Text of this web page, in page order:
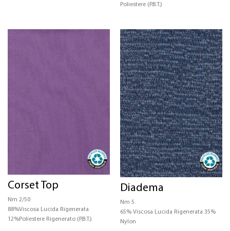
Poliestere (P.B.T.)
Corset Top
Nm 2/50
88%Viscosa Lucida Rigenerata
12%Poliestere Rigenerato (P.B.T.)
Diadema
Nm 5
65% Viscosa Lucida Rigenerata 35%
Nylon